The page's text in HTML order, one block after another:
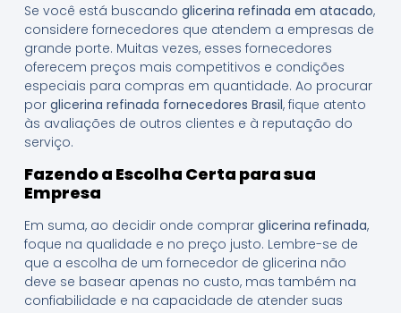
Se você está buscando glicerina refinada em atacado,
considere fornecedores que atendem a empresas de
grande porte. Muitas vezes, esses fornecedores
oferecem preços mais competitivos e condições
especiais para compras em quantidade. Ao procurar
por glicerina refinada fornecedores Brasil, fique atento
às avaliações de outros clientes e à reputação do
serviço.
Fazendo a Escolha Certa para sua
Empresa
Em suma, ao decidir onde comprar glicerina refinada,
foque na qualidade e no preço justo. Lembre-se de
que a escolha de um fornecedor de glicerina não
deve se basear apenas no custo, mas também na
confiabilidade e na capacidade de atender suas